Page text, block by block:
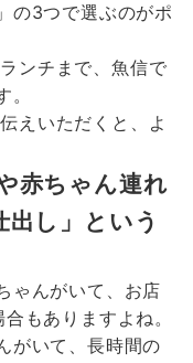
の3つで選ぶのがポ
ンチまで、魚信で
えいただくと、よ
赤ちゃん連れ
し」という
ゃんがいて、お店
もありますよね。
がいて、長時間の